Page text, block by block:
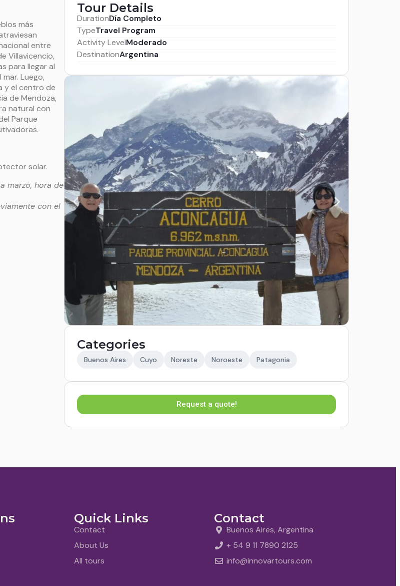
más
entre
Villavicencio,
para llegar al
Luego,
y el centro de
de Mendoza,
natural con
Parque
solar.
marzo, hora de
con el
Tour Details
DurationDía Completo
TypeTravel Program
Activity LevelModerado
DestinationArgentina
Categories
Buenos Aires Cuyo Noreste Noroeste Patagonia
Request a quote!
Quick Links
Contact
About Us
All tours
Contact
Buenos Aires, Argentina
+ 54 9 11 7890 2125
info@innovartours.com